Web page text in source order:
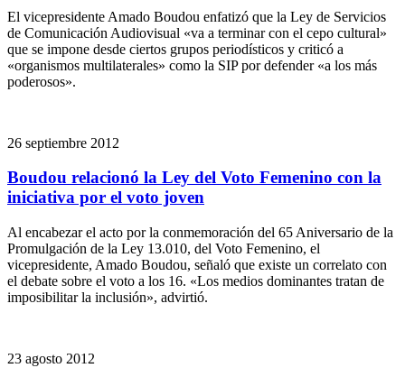
El vicepresidente Amado Boudou enfatizó que la Ley de Servicios
de Comunicación Audiovisual «va a terminar con el cepo cultural»
que se impone desde ciertos grupos periodísticos y criticó a
«organismos multilaterales» como la SIP por defender «a los más
poderosos».
26 septiembre 2012
Boudou relacionó la Ley del Voto Femenino con la
iniciativa por el voto joven
Al encabezar el acto por la conmemoración del 65 Aniversario de la
Promulgación de la Ley 13.010, del Voto Femenino, el
vicepresidente, Amado Boudou, señaló que existe un correlato con
el debate sobre el voto a los 16. «Los medios dominantes tratan de
imposibilitar la inclusión», advirtió.
23 agosto 2012